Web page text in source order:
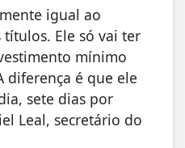
igual ao
Ele só vai ter
mínimo
diferença é que ele
sete dias por
Leal, secretário do